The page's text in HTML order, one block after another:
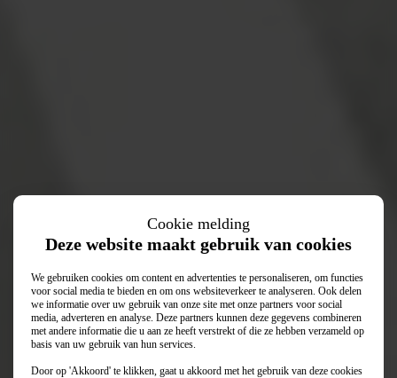
Cookie melding
Deze website maakt gebruik van cookies
We gebruiken cookies om content en advertenties te personaliseren, om functies
voor social media te bieden en om ons websiteverkeer te analyseren. Ook delen
we informatie over uw gebruik van onze site met onze partners voor social
media, adverteren en analyse. Deze partners kunnen deze gegevens combineren
met andere informatie die u aan ze heeft verstrekt of die ze hebben verzameld op
basis van uw gebruik van hun services.
Door op 'Akkoord' te klikken, gaat u akkoord met het gebruik van deze cookies